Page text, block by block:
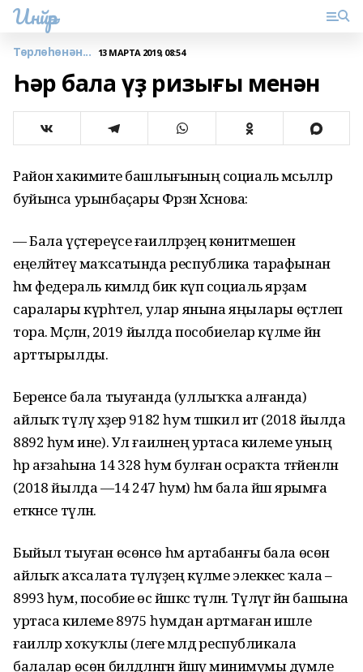
Инйәр
Төрлөһөнән... 13 МАРТА 2019, 08:54
Һәр бала үҙ ризығы менән
Район хакимиәте башлығының социаль мәсьәләләр
буйынса урынбаҫары Фәрзәнә Хәсәнова:
— Бала үҫтереүсе ғаиләләрҙең көнитмешен
еңеләйтеү маҡсатында республика тарафынан
һәм федераль кимәлдә бик күп социаль ярҙам
саралары күрһәтелә, улар янына яңылары өҫтәлеп
тора. Мәҫәлән, 2019 йылда пособиелар күләме йәнә
арттырылды.
Беренсе бала тыуғанда (уллыҡҡа алғанда)
айлыҡ түләү хәҙер 9182 һум тәшкил итә (2018 йылда
8892 һум ине). Ул ғаиләнең уртаса килеме уның
һәр ағзаһына 14 328 һум булған осраҡта тәғәйенләнә
(2018 йылда —14 247 һум) һәм бала йәш ярымға
еткәнсе түләнә.
Быйыл тыуған өсөнсө һәм артабанғы бала өсөн
айлыҡ аҡсалата түләүҙең күләме элеккесә ҡала –
8993 һум, пособие өс йәшкәсә түләнә. Түләүгә йән башына
уртаса килеме 8975 һумдан артмаған ишле
ғаиләләр хоҡуҡлы (әлеге мәлдә республикала
балалар өсөн билдәләнгән йәшәү минимумы дәүмәле